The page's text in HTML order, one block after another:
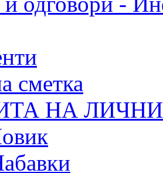
сметка
НА